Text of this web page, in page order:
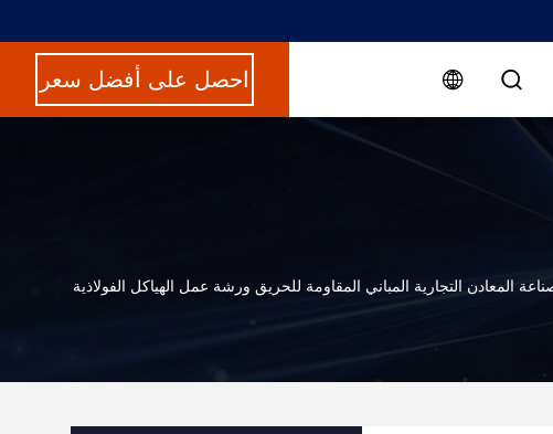
احصل على أفضل سعر
المعادن التجارية المباني المقاومة للحريق ورشة عمل الهياكل الفولاذية